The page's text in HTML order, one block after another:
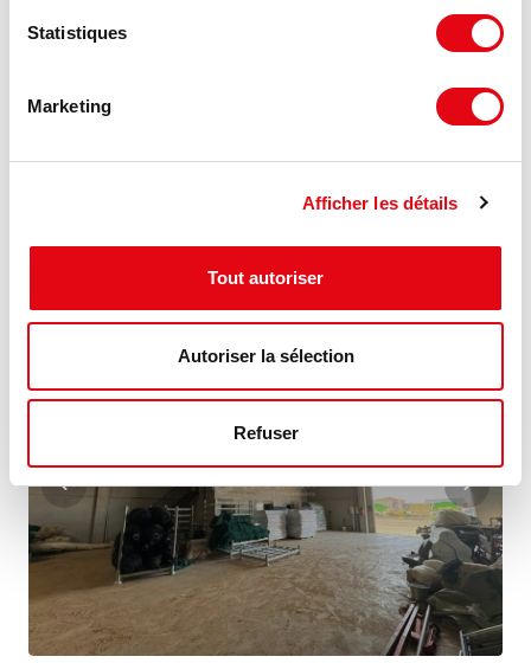
Statistiques
Marketing
Afficher les détails
Tout autoriser
Autoriser la sélection
Refuser
34500 BÉZIERS